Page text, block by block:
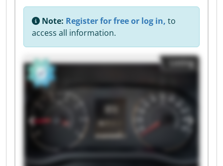
Note: Register for free or log in, to
access all information.
Listing